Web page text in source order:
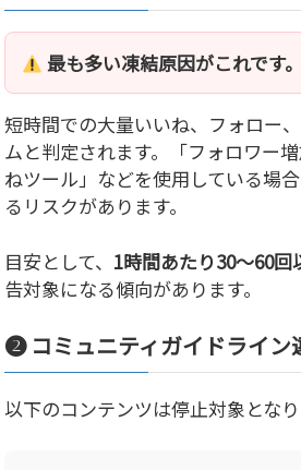
最も多い凍結原因がこれです。
短時間での大量いいね、フォロー
ムと判定されます。「フォロワー
ねツール」などを使用している場
るリスクがあります。
目安として、 1時間あたり30〜60
告対象になる傾向があります。
❷ コミュニティガイドライン
以下のコンテンツは停止対象となり